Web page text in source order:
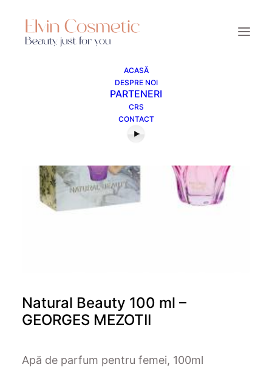
ACASĂ
DESPRE NOI
PARTENERI
CRS
CONTACT
Natural Beauty 100 ml –
GEORGES MEZOTII
Apă de parfum pentru femei, 100ml